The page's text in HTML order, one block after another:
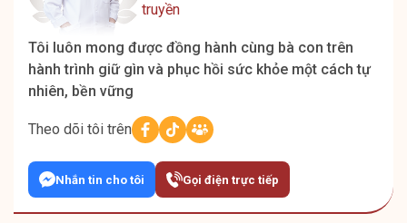
truyền
Tôi luôn mong được đồng hành cùng bà con trên
hành trình giữ gìn và phục hồi sức khỏe một cách tự
nhiên, bền vững
Theo dõi tôi trên
Nhắn tin cho tôi Gọi điện trực tiếp